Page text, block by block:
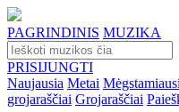
PAGRINDINIS MUZIKA
PRISIJUNGTI
Naujausia Metai
grojaraščiai Grojaraščiai